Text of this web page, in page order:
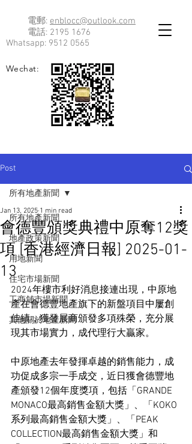
電郵: enblocc@outlook.com
電話: 2195 1676
Whatsapp: 9512 0565
Wechat:
Post
所有地產新聞
地產政策新聞
用地新聞
住宅市場新聞
工商舖市場新聞
其他關於地產新聞
所有地產新聞
會德豐頒獎典禮中原奪12獎
項 [香港經濟日報] 2025-01-
13
Jan 13, 2025 1 min read
2024年樓市利好消息接連出現，中原地
產在會德豐地產旗下的新盤項目中屢創
佳績，獲發展商頒發多項殊榮，充分展
現其市場實力，成代理行大贏家。
中原地產去年發揮卓越的銷售能力，成
功促成多宗一手成交，近日獲會德豐地
產頒發12個年度獎項，包括「GRANDE
MONACO最高銷售金額大獎」、「KOKO
系列最高銷售金額大獎」、「PEAK
COLLECTION最高銷售金額大獎」和